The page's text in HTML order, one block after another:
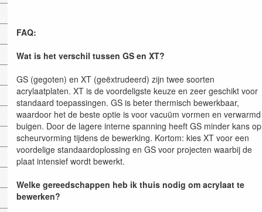
FAQ:
Wat is het verschil tussen GS en XT?
GS (gegoten) en XT (geëxtrudeerd) zijn twee soorten
acrylaatplaten. XT is de voordeligste keuze en zeer geschikt voor
standaard toepassingen. GS is beter thermisch bewerkbaar,
waardoor het de beste optie is voor vacuüm vormen en verwarmd
buigen. Door de lagere interne spanning heeft GS minder kans op
scheurvorming tijdens de bewerking. Kortom: kies XT voor een
voordelige standaardoplossing en GS voor projecten waarbij de
plaat intensief wordt bewerkt.
Welke gereedschappen heb ik thuis nodig om acrylaat te
bewerken?